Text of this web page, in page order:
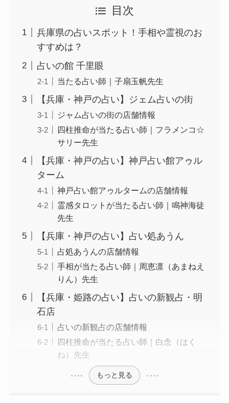
目次
兵庫県の占いスポット！手相や霊視のお
すすめは？
占いの館 千里眼
当たる占い師｜子扇玉帆先生
【兵庫・神戸の占い】ジェム占いの街
ジャム占いの街の店舗情報
四柱推命が当たる占い師｜フラメンコ☆
サリー先生
【兵庫・神戸の占い】神戸占い館アゥル
ターム
神戸占い館アゥルタームの店舗情報
霊感タロットが当たる占い師｜鳴神海徒
先生
【兵庫・神戸の占い】占い処あうん
占処あうんの店舗情報
手相が当たる占い師｜周恵凛（あまねえ
りん）先生
【兵庫・姫路の占い】占いの新観占・明
石店
占いの新観占の店舗情報
四柱推命が当たる占い師｜白念（はく
ね）先生
もっと見る